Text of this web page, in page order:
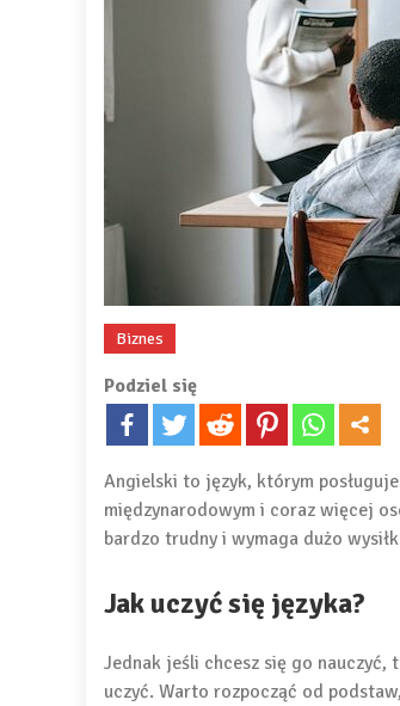
Biznes
Podziel się
Angielski to język, którym
międzynarodowym i coraz więcej
bardzo trudny i wymaga dużo
Jak uczyć się języka?
Jednak jeśli chcesz się go
uczyć. Warto rozpocząć od